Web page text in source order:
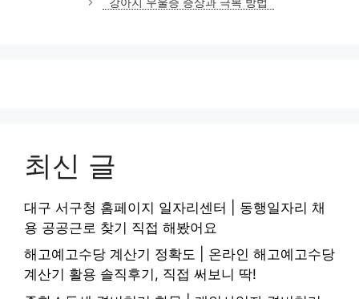
리
최신 글
대구 서구청 홈페이지 일자리센터 | 동행일자리 채
용 공공근로 찾기 직접 해봤어요
해고예고수당 계산기 정확도 | 온라인 해고예고수당
계산기 활용 솔직후기, 직접 써보니 딱!